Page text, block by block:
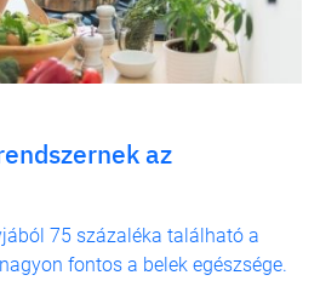
az
75 százaléka található a
fontos a belek egészsége.